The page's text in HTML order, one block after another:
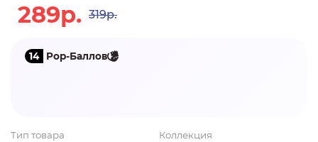
289р. 319р.
14 Pop-Баллов
Тип товара Коллекция